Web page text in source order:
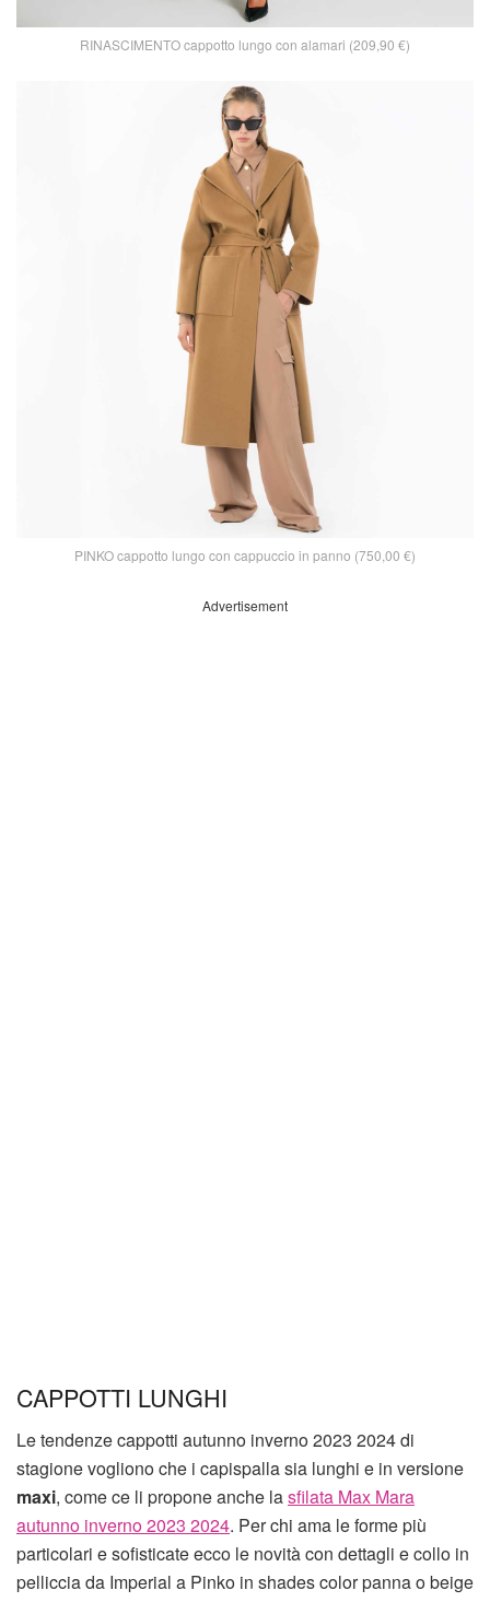
RINASCIMENTO cappotto lungo con alamari (209,90 €)
PINKO cappotto lungo con cappuccio in panno (750,00 €)
Advertisement
CAPPOTTI LUNGHI
Le tendenze cappotti autunno inverno 2023 2024 di
stagione vogliono che i capispalla sia lunghi e in versione
maxi, come ce li propone anche lasfilata Max Mara
autunno inverno 2023 2024. Per chi ama le forme più
particolari e sofisticate ecco le novità con dettagli e collo in
pelliccia da Imperial a Pinko in shades color panna o beige